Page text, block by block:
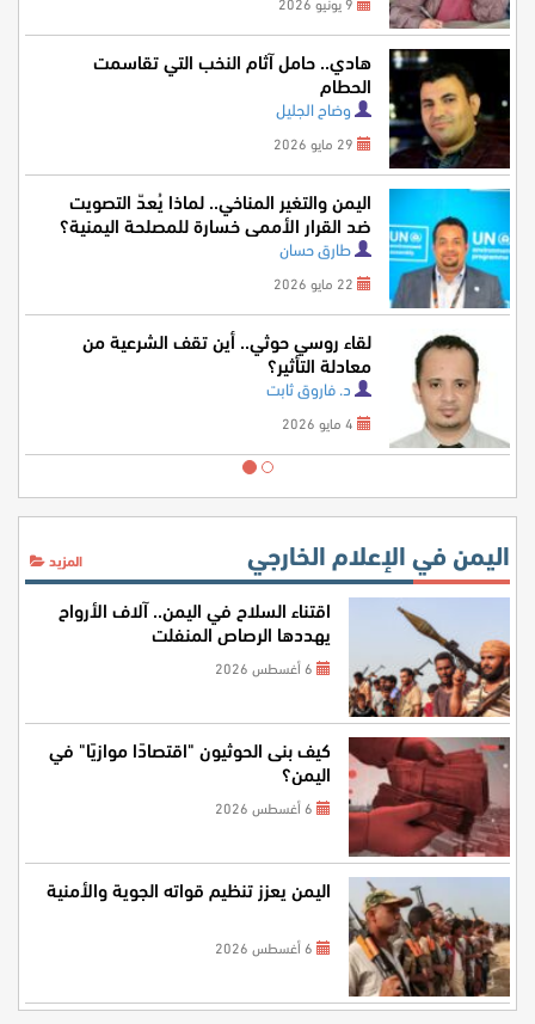
هادي.. حامل آثام النخب التي تقاسمت
الحطام
وضاح الجليل
اليمن والتغير المناخي.. لماذا يُعدّ التصويت
ضد القرار الأممي خسارة للمصلحة اليمنية؟
طارق حسان
لقاء روسي حوثي.. أين تقف الشرعية من
معادلة التأثير؟
د. فاروق ثابت
اليمن في الإعلام الخارجي المزيد
اقتناء السلاح في اليمن.. آلاف الأرواح
يهددها الرصاص المنفلت
كيف بنى الحوثيون "اقتصادًا موازيًا" في
اليمن؟
اليمن يعزز تنظيم قواته الجوية والأمنية